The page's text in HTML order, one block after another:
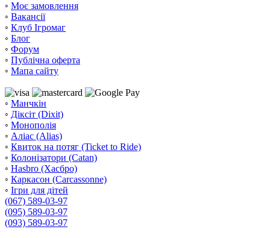
◦ Моє замовлення
◦ Вакансії
◦ Клуб Ігромаг
◦ Блог
◦ Форум
◦ Публічна оферта
◦ Мапа сайту
◦ Манчкін
◦ Діксіт (Dixit)
◦ Монополія
◦ Аліас (Alias)
◦ Квиток на потяг (Ticket to Ride)
◦ Колонізатори (Catan)
◦ Hasbro (Хасбро)
◦ Каркасон (Carcassonne)
◦ Ігри для дітей
(067) 589-03-97
(095) 589-03-97
(093) 589-03-97